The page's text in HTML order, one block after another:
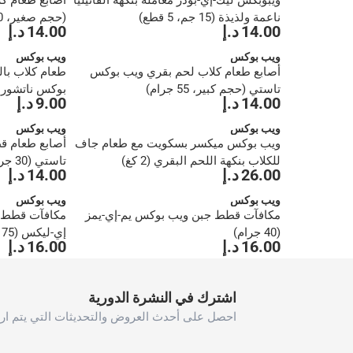
ناعمة ولذيذة (15 جم، 5 قطع)
14.00 د.إ
(حجم صغير، 30 جرام)
14.00 د.إ
ويب بوكس
أصابع طعام كلاب لحم بقري ويب بوكس
تاستي (حجم كبير، 55 جرام)
14.00 د.إ
ويب بوكس
طعام كلاب
بوكس ​​ناتشورالز
9.00 د.إ
ويب بوكس
ويب بوكس ميكسر بسكويت مع طعام جاف
للكلاب بنكهة اللحم البقري (2 كغ)
26.00 د.إ
ويب بوكس
أصابع
تاستي (30 جرام)
14.00 د.إ
ويب بوكس
مكافآت قطط جبن ويب بوكس يم-إي-يمز
(40 جرام)
16.00 د.إ
ويب بوكس
مكافآت قطط
إي-ليكس (75 جرام)
16.00 د.إ
اشترك في النشرة الدورية
احصل على أحدث العروض والتحديثات التي يتم